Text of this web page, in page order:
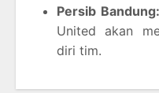
Persib Bandung:
United akan
diri tim.